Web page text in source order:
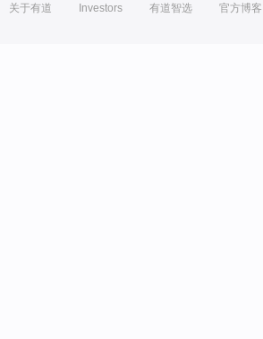
关于有道 Investors 有道智选 官方博客